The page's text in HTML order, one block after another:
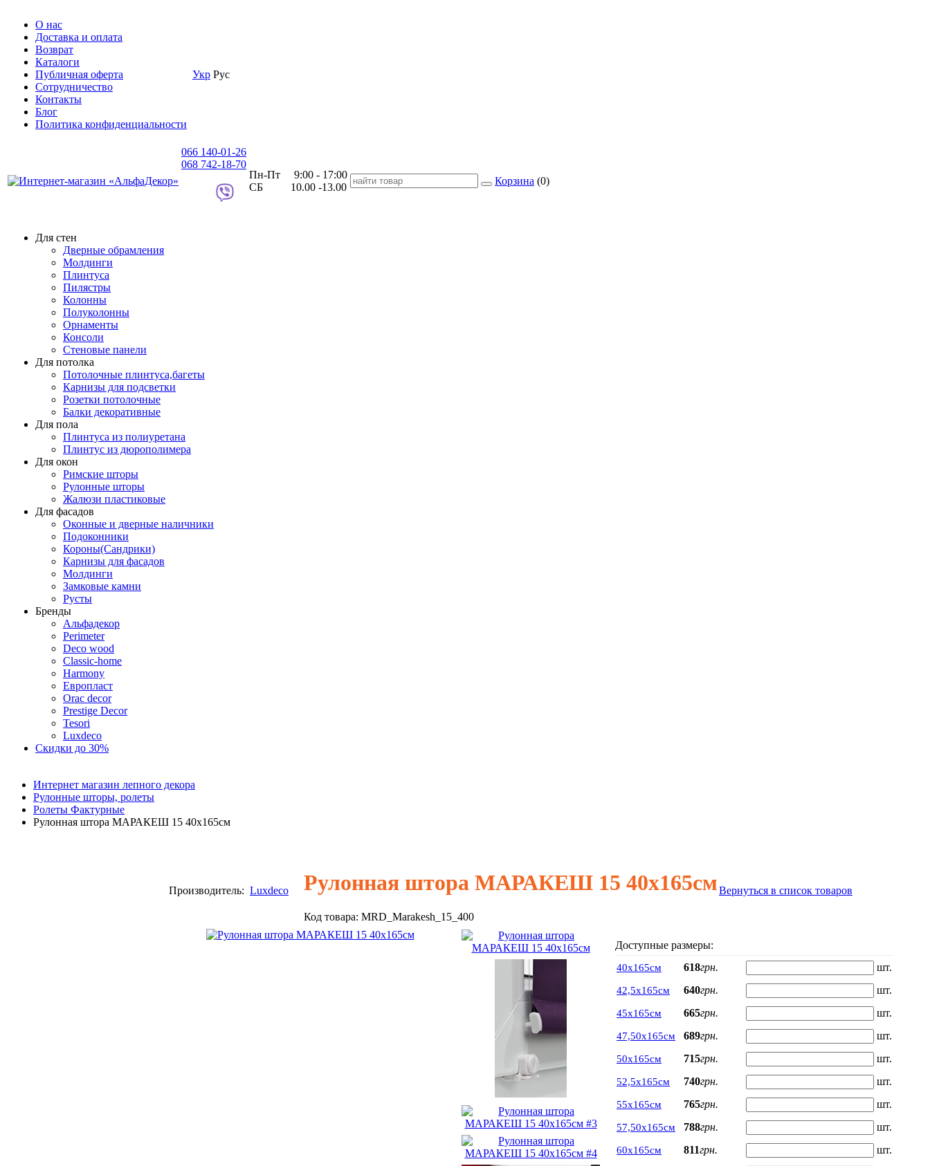
О нас
Доставка и оплата
Возврат
Каталоги
Публичная оферта
Сотрудничество
Контакты
Блог
Политика конфиденциальности
Укр Рус
066 140-01-26
068 742-18-70
Пн-Пт 9:00 - 17:00
СБ 10.00 -13.00
Корзина (0)
Для стен
Дверные обрамления
Молдинги
Плинтуса
Пилястры
Колонны
Полуколонны
Орнаменты
Консоли
Стеновые панели
Для потолка
Потолочные плинтуса,багеты
Карнизы для подсветки
Розетки потолочные
Балки декоративные
Для пола
Плинтуса из полиуретана
Плинтус из дюрополимера
Для окон
Римские шторы
Рулонные шторы
Жалюзи пластиковые
Для фасадов
Оконные и дверные наличники
Подоконники
Короны(Сандрики)
Карнизы для фасадов
Молдинги
Замковые камни
Русты
Бренды
Альфадекор
Perimeter
Deco wood
Classic-home
Harmony
Европласт
Orac decor
Prestige Decor
Tesori
Luxdeco
Скидки до 30%
Интернет магазин лепного декора
Рулонные шторы, ролеты
Ролеты Фактурные
Рулонная штора МАРАКЕШ 15 40х165см
Производитель: Luxdeco Рулонная штора МАРАКЕШ 15 40х165см
Код товара: MRD_Marakesh_15_400
Вернуться в список товаров
Доступные размеры:
40х165см 618грн. шт.
42,5х165см 640грн. шт.
45х165см 665грн. шт.
47,50х165см 689грн. шт.
50х165см 715грн. шт.
52,5х165см 740грн. шт.
55х165см 765грн. шт.
57,50х165см 788грн. шт.
60х165см 811грн. шт.